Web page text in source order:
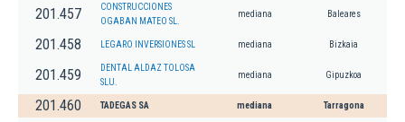
201.457
CONSTRUCCIONES
OGABAN MATEO SL.
mediana Baleares
201.458 LEGARO INVERSIONES SL mediana Bizkaia
201.459
DENTAL ALDAZ TOLOSA
SLU.
mediana Gipuzkoa
201.460 TADEGAS SA mediana Tarragona